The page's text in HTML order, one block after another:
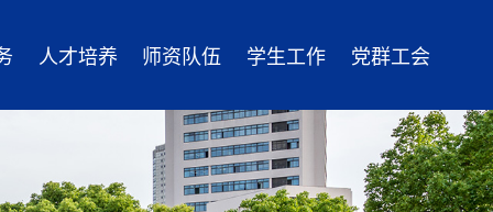
人才培养 师资队伍 学生工作 党群工会